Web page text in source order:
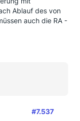
Ablauf des von
auch die RA -
#7.537